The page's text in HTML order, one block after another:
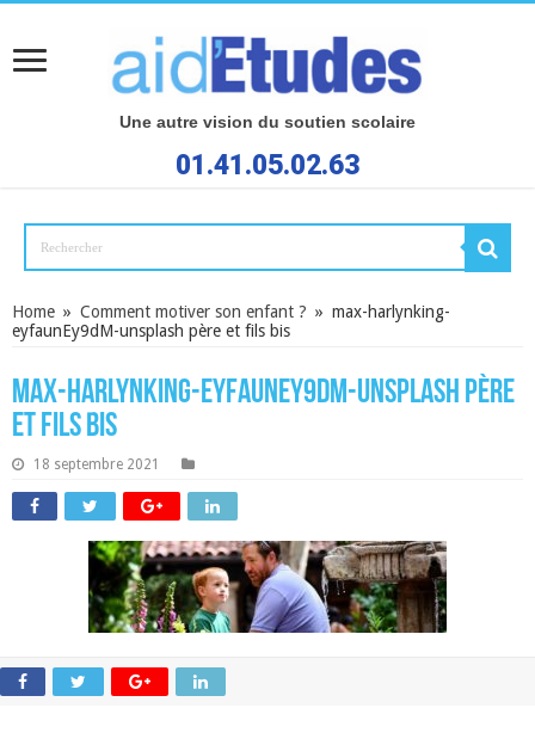
Une autre vision du soutien scolaire
01.41.05.02.63
Home » Comment motiver son enfant ? » max-harlynking-
eyfaunEy9dM-unsplash père et fils bis
max-harlynking-eyfaunEy9dM-unsplash père
et fils bis
18 septembre 2021